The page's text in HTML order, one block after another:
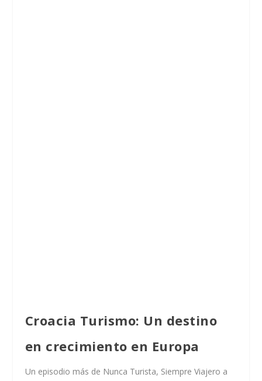
Croacia Turismo: Un destino
en crecimiento en Europa
Un episodio más de Nunca Turista, Siempre Viajero a